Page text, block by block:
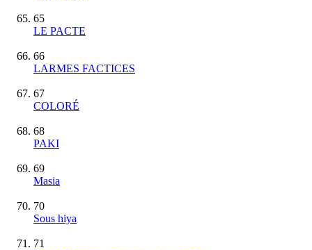
65
LE PACTE
66
LARMES FACTICES
67
COLORÉ
68
PAKI
69
Masia
70
Sous hiya
71